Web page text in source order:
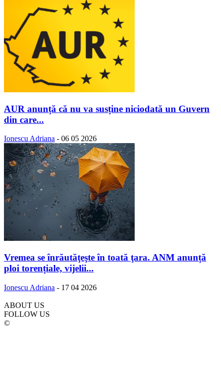
AUR anunță că nu va susține niciodată un Guvern
din care...
Ionescu Adriana - 06 05 2026
Vremea se înrăutăţeşte în toată ţara. ANM anunță
ploi torențiale, vijelii...
Ionescu Adriana - 17 04 2026
ABOUT US
FOLLOW US
©